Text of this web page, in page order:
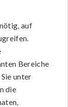
auf
Bereiche
unter
die